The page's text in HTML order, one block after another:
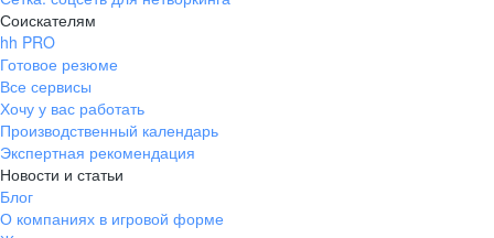
pr@krd.hh.ru
Владивосток
пер. Ланинский д. 4, офис 3.4
+7 423 202-33-28
pr@dv.hh.ru
Новосибирск
Соискателям
hh PRO
Готовое резюме
Все сервисы
Хочу у вас работать
Производственный календарь
Экспертная рекомендация
Новости и статьи
Блог
О компаниях в игровой форме